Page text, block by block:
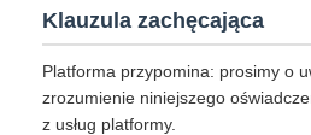
Klauzula zachęcająca
Platforma przypomina: prosimy o
zrozumienie niniejszego
z usług platformy.